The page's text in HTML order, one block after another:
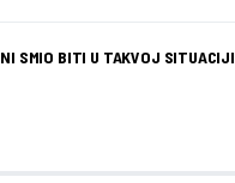
SMIO BITI U TAKVOJ SITUACIJI